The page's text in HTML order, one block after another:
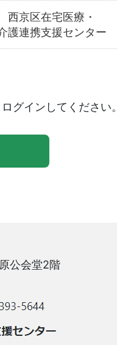
西京区在宅医療・
護連携支援センター
グインしてください。
公会堂2階